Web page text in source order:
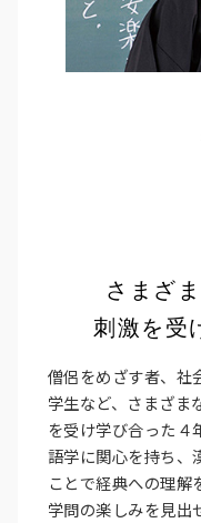
さまざ
刺激を受
僧侶をめざす者、社
学生など、さまざま
を受け学び合った４
語学に関心を持ち、
ことで経典への理解
学問の楽しみを見出